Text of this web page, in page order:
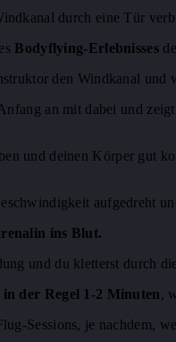
durch eine Tür
Bodyflying-Erlebnisses
den Windkanal
an mit dabei und
und deinen Körper gut
aufgedreht
ins Blut.
und du kletterst durch
der Regel 1-2 Minuten,
Sessions, je nachdem,